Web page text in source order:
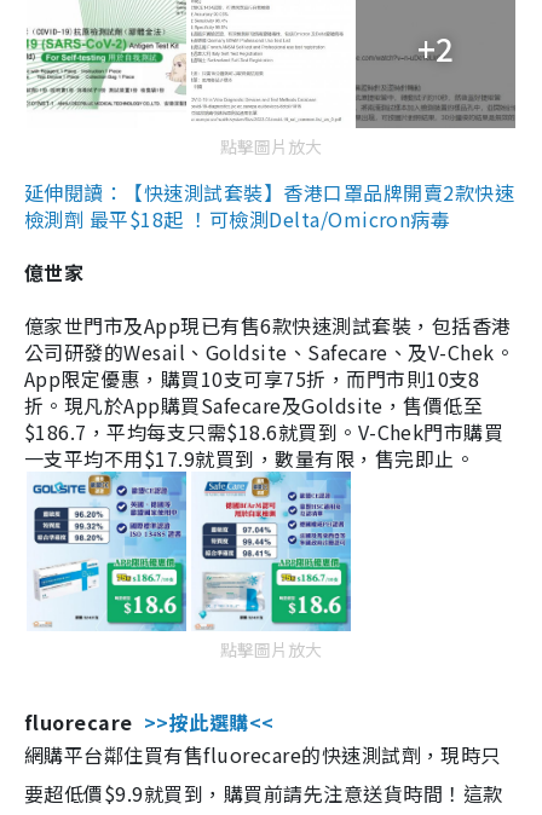
+2
點擊圖片放大
延伸閱讀：【快速測試套裝】香港口罩品牌開賣2款快速
檢測劑 最平$18起 ！可檢測Delta/Omicron病毒
億世家
億家世門市及App現已有售6款快速測試套裝，包括香港
公司研發的Wesail、Goldsite、Safecare、及V-Chek。
App限定優惠，購買10支可享75折，而門市則10支8
折。現凡於App購買Safecare及Goldsite，售價低至
$186.7，平均每支只需$18.6就買到。V-Chek門市購買
一支平均不用$17.9就買到，數量有限，售完即止。
點擊圖片放大
fluorecare >>按此選購<<
網購平台鄰住買有售fluorecare的快速測試劑，現時只
要超低價$9.9就買到，購買前請先注意送貨時間！這款